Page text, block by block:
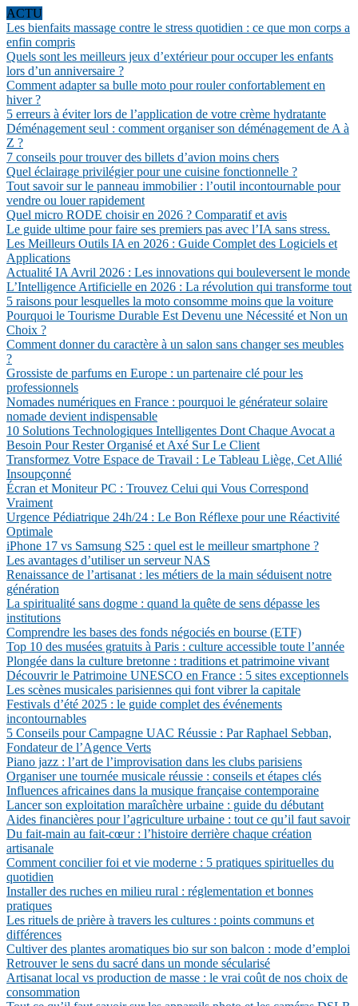
ACTU
Les bienfaits massage contre le stress quotidien : ce que mon corps a
enfin compris
Quels sont les meilleurs jeux d’extérieur pour occuper les enfants
lors d’un anniversaire ?
Comment adapter sa bulle moto pour rouler confortablement en
hiver ?
5 erreurs à éviter lors de l’application de votre crème hydratante
Déménagement seul : comment organiser son déménagement de A à
Z ?
7 conseils pour trouver des billets d’avion moins chers
Quel éclairage privilégier pour une cuisine fonctionnelle ?
Tout savoir sur le panneau immobilier : l’outil incontournable pour
vendre ou louer rapidement
Quel micro RODE choisir en 2026 ? Comparatif et avis
Le guide ultime pour faire ses premiers pas avec l’IA sans stress.
Les Meilleurs Outils IA en 2026 : Guide Complet des Logiciels et
Applications
Actualité IA Avril 2026 : Les innovations qui bouleversent le monde
L’Intelligence Artificielle en 2026 : La révolution qui transforme tout
5 raisons pour lesquelles la moto consomme moins que la voiture
Pourquoi le Tourisme Durable Est Devenu une Nécessité et Non un
Choix ?
Comment donner du caractère à un salon sans changer ses meubles
?
Grossiste de parfums en Europe : un partenaire clé pour les
professionnels
Nomades numériques en France : pourquoi le générateur solaire
nomade devient indispensable
10 Solutions Technologiques Intelligentes Dont Chaque Avocat a
Besoin Pour Rester Organisé et Axé Sur Le Client
Transformez Votre Espace de Travail : Le Tableau Liège, Cet Allié
Insoupçonné
Écran et Moniteur PC : Trouvez Celui qui Vous Correspond
Vraiment
Urgence Pédiatrique 24h/24 : Le Bon Réflexe pour une Réactivité
Optimale
iPhone 17 vs Samsung S25 : quel est le meilleur smartphone ?
Les avantages d’utiliser un serveur NAS
Renaissance de l’artisanat : les métiers de la main séduisent notre
génération
La spiritualité sans dogme : quand la quête de sens dépasse les
institutions
Comprendre les bases des fonds négociés en bourse (ETF)
Top 10 des musées gratuits à Paris : culture accessible toute l’année
Plongée dans la culture bretonne : traditions et patrimoine vivant
Découvrir le Patrimoine UNESCO en France : 5 sites exceptionnels
Les scènes musicales parisiennes qui font vibrer la capitale
Festivals d’été 2025 : le guide complet des événements
incontournables
5 Conseils pour Campagne UAC Réussie : Par Raphael Sebban,
Fondateur de l’Agence Verts
Piano jazz : l’art de l’improvisation dans les clubs parisiens
Organiser une tournée musicale réussie : conseils et étapes clés
Influences africaines dans la musique française contemporaine
Lancer son exploitation maraîchère urbaine : guide du débutant
Aides financières pour l’agriculture urbaine : tout ce qu’il faut savoir
Du fait-main au fait-cœur : l’histoire derrière chaque création
artisanale
Comment concilier foi et vie moderne : 5 pratiques spirituelles du
quotidien
Installer des ruches en milieu rural : réglementation et bonnes
pratiques
Les rituels de prière à travers les cultures : points communs et
différences
Cultiver des plantes aromatiques bio sur son balcon : mode d’emploi
Retrouver le sens du sacré dans un monde sécularisé
Artisanat local vs production de masse : le vrai coût de nos choix de
consommation